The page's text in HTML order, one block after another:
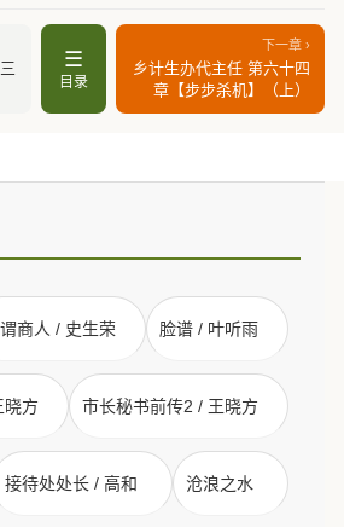
☰
目录
下一章 ›
乡计生办代主任 第六十四
章【步步杀机】（上）
商人 / 史生荣 脸谱 / 叶听雨
晓方 市长秘书前传2 / 王晓方
接待处处长 / 高和 沧浪之水